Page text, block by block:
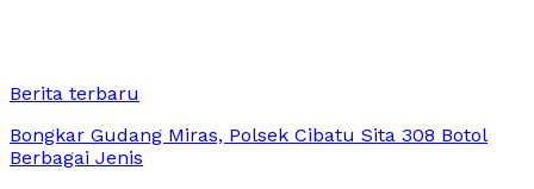
Berita terbaru
Bongkar Gudang Miras, Polsek Cibatu Sita 308 Botol
Berbagai Jenis